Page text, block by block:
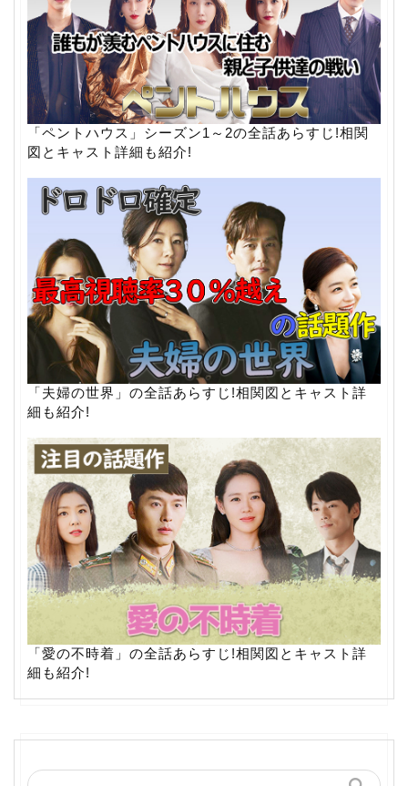
「ペントハウス」シーズン1～2の全話あらすじ!相関
図とキャスト詳細も紹介!
「夫婦の世界」の全話あらすじ!相関図とキャスト詳
細も紹介!
「愛の不時着」の全話あらすじ!相関図とキャスト詳
細も紹介!